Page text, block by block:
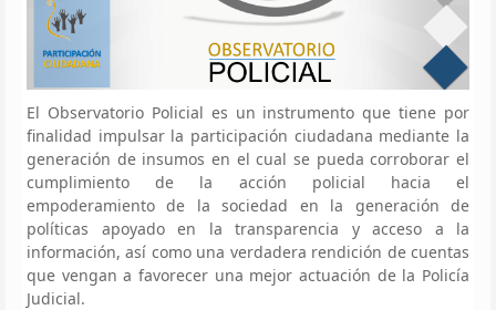
El Observatorio Policial es un instrumento que tiene por
finalidad impulsar la participación ciudadana mediante la
generación de insumos en el cual se pueda corroborar el
cumplimiento de la acción policial hacia el
empoderamiento de la sociedad en la generación de
políticas apoyado en la transparencia y acceso a la
información, así como una verdadera rendición de cuentas
que vengan a favorecer una mejor actuación de la Policía
Judicial.